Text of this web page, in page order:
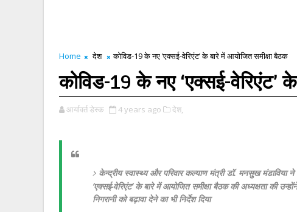
Home देश कोविड-19 के नए ‘एक्सई-वेरिएंट’ के बारे में आयोजित समीक्षा बैठक
कोविड-19 के नए ‘एक्सई-वेरिएंट’
आर्यावर्त डेस्क 4 years ago देश,
केन्‍द्रीय स्वास्थ्य और परिवार कल्‍याण मंत्री डॉ. मनसुख
‘एक्सई-वेरिएंट’ के बारे में आयोजित समीक्षा बैठक की अध्यक्षता की
निगरानी को बढ़ावा देने का भी निर्देश दिया